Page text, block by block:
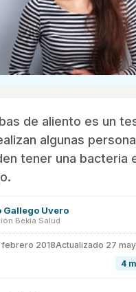
de aliento es un
algunas
tener una bacteria
Gallego Uvero
Bekia Salud
febrero 2018Actualizado 27
4